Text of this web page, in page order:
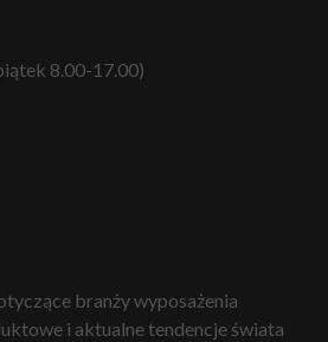
8.00-17.00)
branży wyposażenia
i aktualne tendencje świata